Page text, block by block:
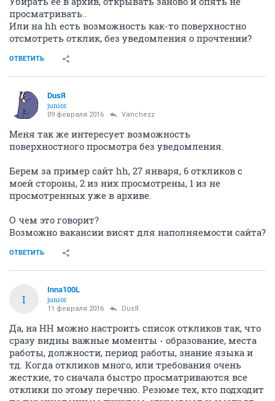
Городской Кот
veteran
принесет посмотреть. Газеты вакансии откуда берут
- правильно с той же НГС.Работа, хх и джоба. Причем,
чем "желтее" газета, тем более тухлые и
непроверенные вакансии она печатает - мы уже
вакансию давно сняли, а в газетах она все еще есть...
DusЯ
08 февраля 2016
В КА во время собеседования девушка очень
удивлялась, что все предыдущие места работы я
наиболее информативны и действительно помогают
в поиске?
Использую в основном Зарплата.ру и hh, толку пока
ноль.
С КА так же не получается, возможно "слова
заветные" нужно знать, самой предложить чего?
ОТВЕТИТЬ